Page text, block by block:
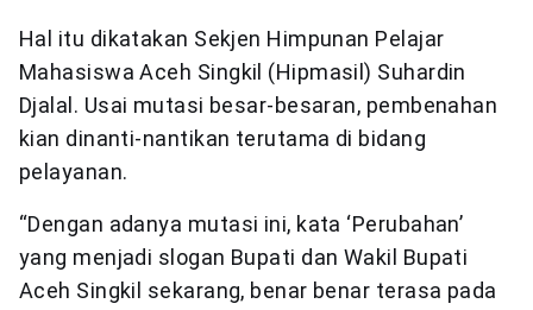
Hal itu dikatakan Sekjen Himpunan Pelajar
Mahasiswa Aceh Singkil (Hipmasil) Suhardin
Djalal. Usai mutasi besar-besaran, pembenahan
kian dinanti-nantikan terutama di bidang
pelayanan.
“Dengan adanya mutasi ini, kata ‘Perubahan’
yang menjadi slogan Bupati dan Wakil Bupati
Aceh Singkil sekarang, benar benar terasa pada